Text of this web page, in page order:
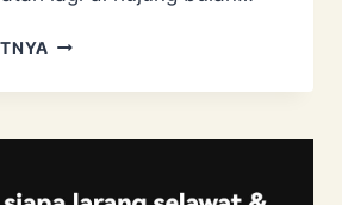
BERITA
ARTIS
KESUCIAN